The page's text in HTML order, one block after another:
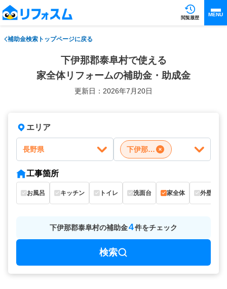
閲覧履歴
MENU
補助金検索トップページに戻る
下伊那郡泰阜村で使える
家全体リフォームの補助金・助成金
更新日：2026年7月20日
エリア
長野県 下伊那郡泰阜村
工事箇所
お風呂 キッチン トイレ 洗面台 家全体 外壁
下伊那郡泰阜村の補助金4件をチェック
検索